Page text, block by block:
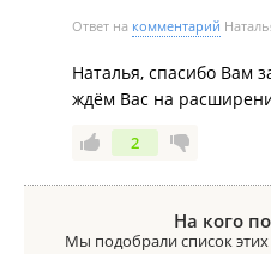
Ответ на комментарий
Наталья, спасибо Вам
ждём Вас на
2
На кого
Мы подобрали список